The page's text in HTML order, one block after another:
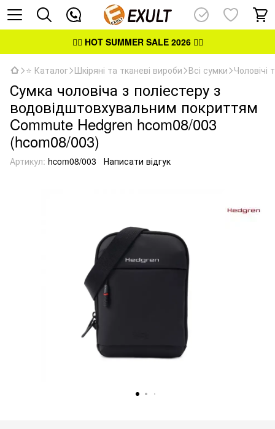
👉🏻 HOT SUMMER SALE 2026👈🏻
⭐ Каталог Шкіряні та тканеві вироби Всі сумки Чоловічі
Сумка чоловіча з поліестеру з
водовідштовхувальним покриттям
Commute Hedgren hcom08/003
(hcom08/003)
Артикул: hcom08/003 Написати відгук